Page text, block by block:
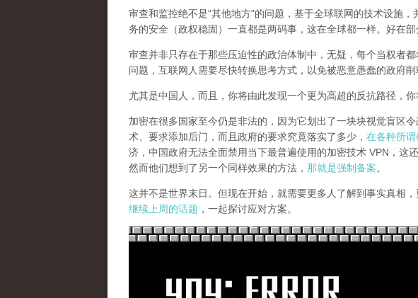
审查和监控绝不是“其他地方”的问题，基于全球联网的技术设施
务的安全（政权稳固）一直都是两码事，这在全球都一样。好在部
审查并非只存在于那些压迫性的政治体制中，无疑，每个当权者
问题，互联网人需要尽快转换思考方式，以免被恶意愚蠢的政府
尤其是中国人，而且，你将由此发现一个更为高超的反抗路径，你
加密在很多国家至今仍是非法的，因为它划出了一块块视觉盲区
术、要求添加后门，而且政府的要求究竟落实了多少， 在各种所
济，中国政府无法全面禁用当下最普遍使用的加密技术 VPN，这
然而他们想到了另一个同样效果的方法， 那就是强制备案。
这并不是世界末日。但现在开始，就需要更多人了解到事实真相
继续上周的话题 ，一起探讨应对方案。